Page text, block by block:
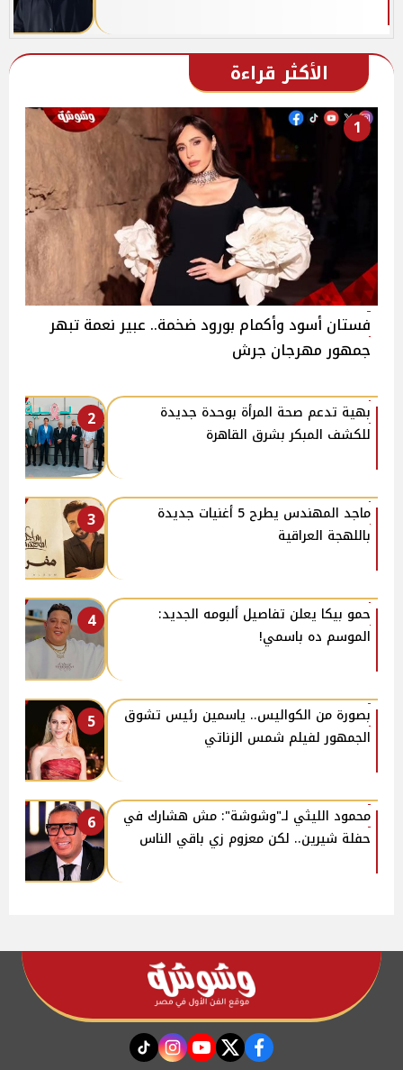
الأكثر قراءة
1
فستان أسود وأكمام بورود ضخمة.. عبير نعمة تبهر
جمهور مهرجان جرش
2
بهية تدعم صحة المرأة بوحدة جديدة
للكشف المبكر بشرق القاهرة
3
ماجد المهندس يطرح 5 أغنيات جديدة
باللهجة العراقية
4
حمو بيكا يعلن تفاصيل ألبومه الجديد:
الموسم ده باسمي!
5
بصورة من الكواليس.. ياسمين رئيس تشوق
الجمهور لفيلم شمس الزناتي
6
محمود الليثي لـ"وشوشة": مش هشارك في
حفلة شيرين.. لكن معزوم زي باقي الناس
facebook
twitter
youtube
instagram
tiktok